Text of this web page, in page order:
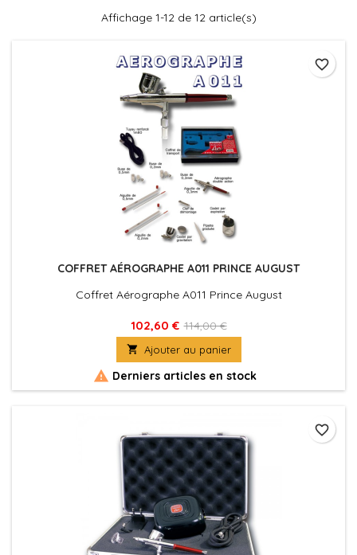
Affichage 1-12 de 12 article(s)
COFFRET AÉROGRAPHE A011 PRINCE AUGUST
Coffret Aérographe A011 Prince August
102,60 € 114,00 €
 Ajouter au panier
 Derniers articles en stock
favorite_border
favorite_border